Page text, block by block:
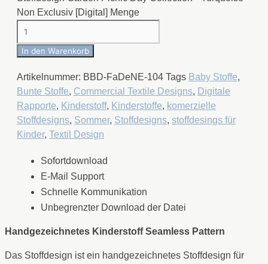
Non Exclusiv [Digital] Menge
In den Warenkorb
Artikelnummer: BBD-FaDeNE-104 Tags Baby Stoffe,
Bunte Stoffe, Commercial Textile Designs, Digitale
Rapporte, Kinderstoff, Kinderstoffe, komerzielle
Stoffdesigns, Sommer, Stoffdesigns, stoffdesings für
Kinder, Textil Design
Sofortdownload
E-Mail Support
Schnelle Kommunikation
Unbegrenzter Download der Datei
Handgezeichnetes Kinderstoff Seamless Pattern
Das Stoffdesign ist ein handgezeichnetes Stoffdesign für